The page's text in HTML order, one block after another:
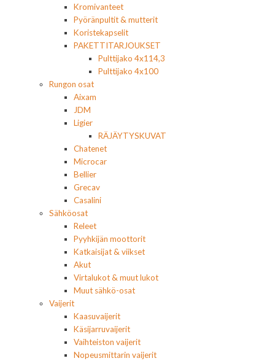
Kromivanteet
Pyöränpultit & mutterit
Koristekapselit
PAKETTITARJOUKSET
Pulttijako 4x114,3
Pulttijako 4x100
Rungon osat
Aixam
JDM
Ligier
RÄJÄYTYSKUVAT
Chatenet
Microcar
Bellier
Grecav
Casalini
Sähköosat
Releet
Pyyhkijän moottorit
Katkaisijat & viikset
Akut
Virtalukot & muut lukot
Muut sähkö-osat
Vaijerit
Kaasuvaijerit
Käsijarruvaijerit
Vaihteiston vaijerit
Nopeusmittarin vaijerit